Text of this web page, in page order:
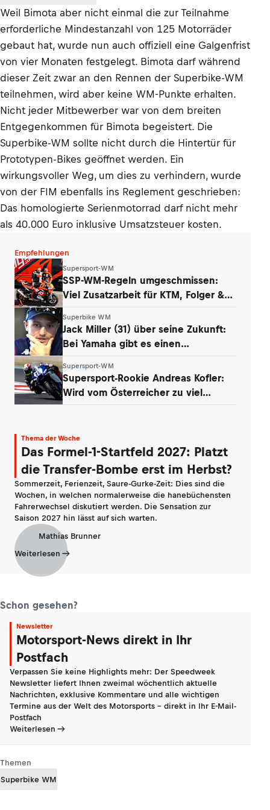
Weil Bimota aber nicht einmal die zur Teilnahme
erforderliche Mindestanzahl von 125 Motorräder
gebaut hat, wurde nun auch offiziell eine Galgenfrist
von vier Monaten festgelegt. Bimota darf während
dieser Zeit zwar an den Rennen der Superbike-WM
teilnehmen, wird aber keine WM-Punkte erhalten.
Nicht jeder Mitbewerber war von dem breiten
Entgegenkommen für Bimota begeistert. Die
Superbike-WM sollte nicht durch die Hintertür für
Prototypen-Bikes geöffnet werden. Ein
wirkungsvoller Weg, um dies zu verhindern, wurde
von der FIM ebenfalls ins Reglement geschrieben:
Das homologierte Serienmotorrad darf nicht mehr
als 40.000 Euro inklusive Umsatzsteuer kosten.
Empfehlungen
Supersport-WM
SSP-WM-Regeln umgeschmissen:
Viel Zusatzarbeit für KTM, Folger &
Superbike WM
Jack Miller (31) über seine Zukunft:
Bei Yamaha gibt es einen
Supersport-WM
Supersport-Rookie Andreas Kofler:
Wird vom Österreicher zu viel
Thema der Woche
Das Formel-1-Startfeld 2027: Platzt
die Transfer-Bombe erst im Herbst?
Sommerzeit, Ferienzeit, Saure-Gurke-Zeit: Dies sind die
Wochen, in welchen normalerweise die hanebüchensten
Fahrerwechsel diskutiert werden. Die Sensation zur
Saison 2027 hin lässt auf sich warten.
Mathias Brunner
Weiterlesen
Schon gesehen?
Newsletter
Motorsport-News direkt in Ihr
Postfach
Verpassen Sie keine Highlights mehr: Der Speedweek
Newsletter liefert Ihnen zweimal wöchentlich aktuelle
Nachrichten, exklusive Kommentare und alle wichtigen
Termine aus der Welt des Motorsports - direkt in Ihr E-Mail-
Postfach
Weiterlesen
Themen
Superbike WM